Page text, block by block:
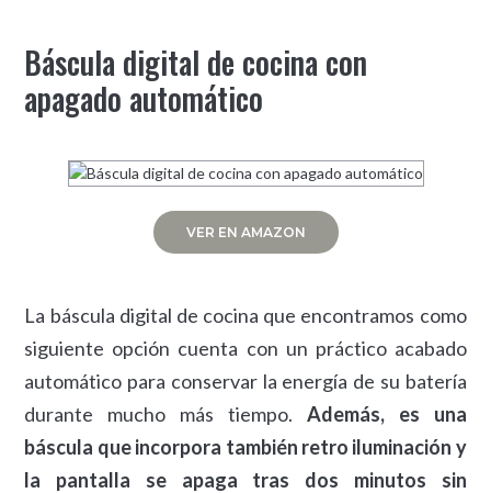
Báscula digital de cocina con
apagado automático
VER EN AMAZON
La báscula digital de cocina que encontramos como
siguiente opción cuenta con un práctico acabado
automático para conservar la energía de su batería
durante mucho más tiempo. Además, es una
báscula que incorpora también retro iluminación y
la pantalla se apaga tras dos minutos sin